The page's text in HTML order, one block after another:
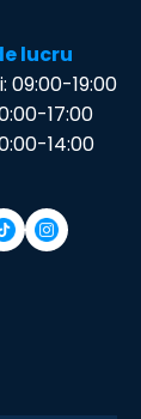
lucru
09:00-19:00
17:00
14:00